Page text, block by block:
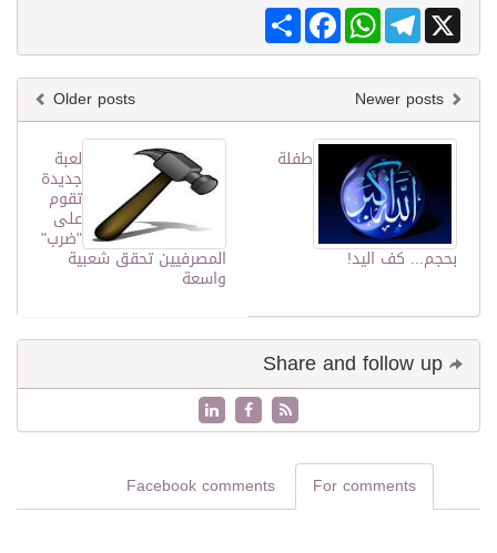
Share
FacebookWhatsAppTelegram X
Older posts
لعبة
جديدة
تقوم
على
"ضرب"
المصرفيين تحقق شعبية
واسعة
طفلة
بحجم... كف اليد!
For comments
Facebook comments